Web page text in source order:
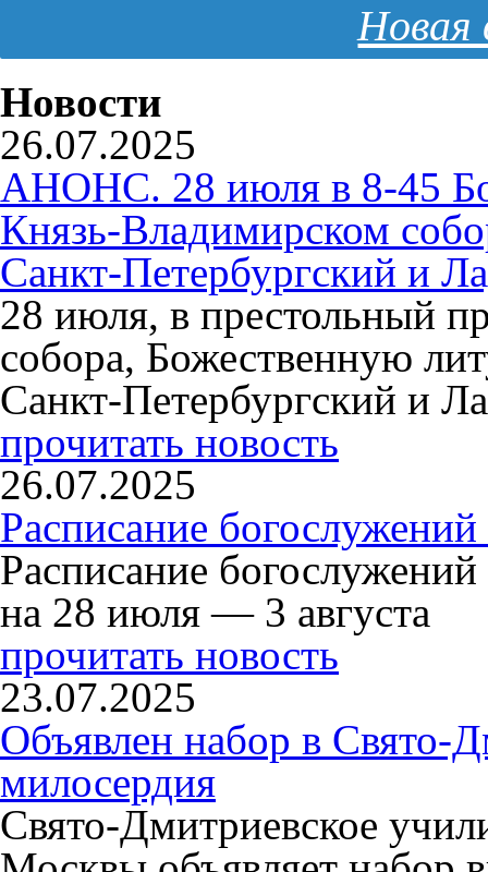
Новая
Новости
26.07.2025
АНОНС. 28 июля в 8-45
Князь-Владимирском
Санкт-Петербургский и
28 июля, в престольный
собора, Божественную
Санкт-Петербургский и
прочитать новость
26.07.2025
Расписание
Расписание
на 28 июля — 3 августа
прочитать новость
23.07.2025
Объявлен набор в Свято-
милосердия
Свято-Дмитриевское